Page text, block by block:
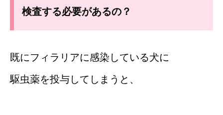
検査する必要があるの？
既にフィラリアに感染している犬に
駆虫薬を投与してしまうと、